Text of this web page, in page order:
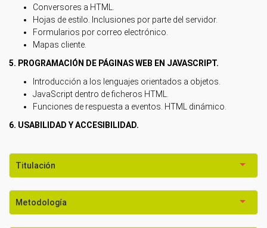
Conversores a HTML.
Hojas de estilo. Inclusiones por parte del servidor.
Formularios por correo electrónico.
Mapas cliente.
5. PROGRAMACIÓN DE PÁGINAS WEB EN JAVASCRIPT.
Introducción a los lenguajes orientados a objetos.
JavaScript dentro de ficheros HTML.
Funciones de respuesta a eventos. HTML dinámico.
6. USABILIDAD Y ACCESIBILIDAD.
Titulación
Metodología